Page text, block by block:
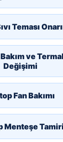
Teması
ve
Değişimi
Fan Bakımı
Menteşe Tamiri